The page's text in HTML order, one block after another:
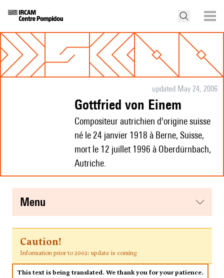
updated May 24, 2006
Gottfried von Einem
Compositeur autrichien d'origine suisse
né le 24 janvier 1918 à Berne, Suisse,
mort le 12 juillet 1996 à Oberdürnbach,
Autriche.
menu
Caution!
Information prior to 2002: update is coming
This text is being translated. We thank you for your patience.